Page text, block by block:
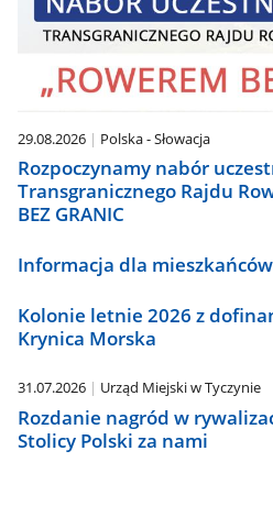
29.08.2026 Polska - Słowacja
Rozpoczynamy nabór
Transgranicznego Rajdu
BEZ GRANIC
Informacja dla mieszkańców
Kolonie letnie 2026 z
Krynica Morska
31.07.2026 Urząd Miejski w Tyczynie
Rozdanie nagród w
Stolicy Polski za nami